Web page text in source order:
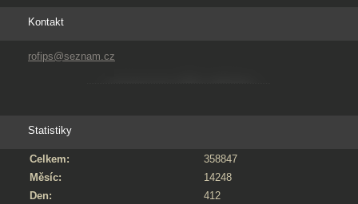
Kontakt
rofips@seznam.cz
Statistiky
Celkem:
358847
Měsíc:
14248
Den:
412